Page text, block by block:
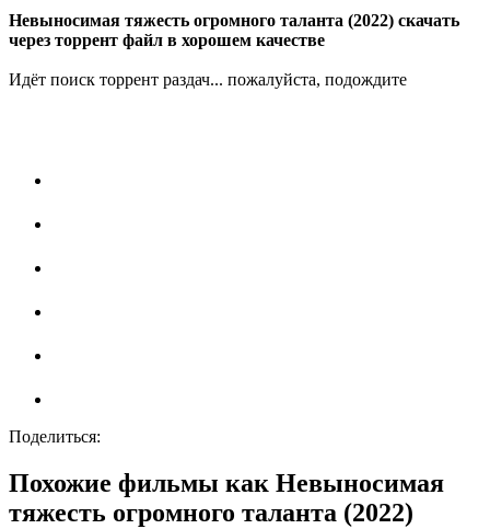
Невыносимая тяжесть огромного таланта (2022) скачать
через торрент файл в хорошем качестве
Идёт поиск торрент раздач... пожалуйста, подождите
Поделиться:
Похожие фильмы как Невыносимая
тяжесть огромного таланта (2022)